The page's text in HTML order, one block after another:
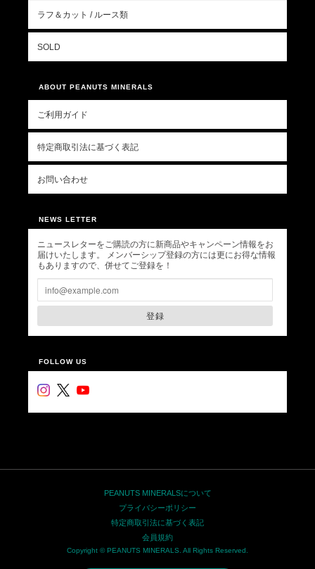
ラフ＆カット / ルース類
SOLD
ABOUT PEANUTS MINERALS
ご利用ガイド
特定商取引法に基づく表記
お問い合わせ
NEWS LETTER
ニュースレターをご購読の方に新商品やキャンペーン情報をお
届けいたします。 メンバーシップ登録の方には更にお得な情報
もありますので、併せてご登録を！
登録
FOLLOW US
PEANUTS MINERALSについて
プライバシーポリシー
特定商取引法に基づく表記
会員規約
Copyright © PEANUTS MINERALS. All Rights Reserved.